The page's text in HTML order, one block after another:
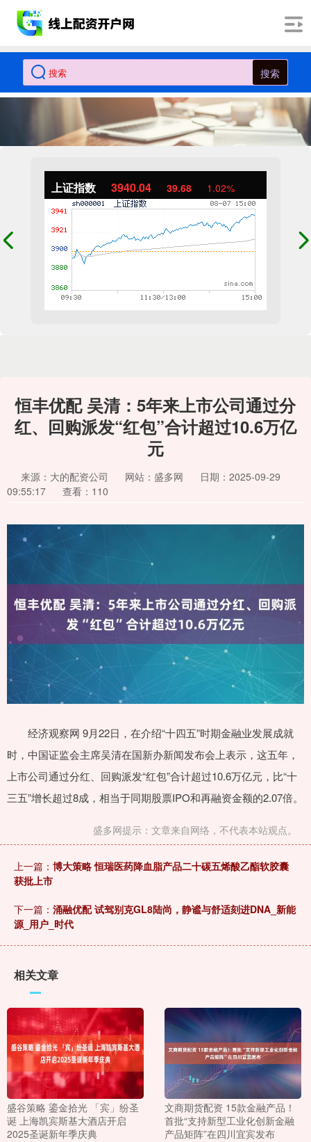
搜索
上证指数 3940.04 39.68 1.02%
恒丰优配 吴清：5年来上市公司通过分
红、回购派发“红包”合计超过10.6万亿
元
来源：大的配资公司 网站：盛多网
日期：2025-09-29
09:55:17
查看：110
经济观察网 9月22日，在介绍“十四五”时期金融业发展成就
时，中国证监会主席吴清在国新办新闻发布会上表示，这五年，
上市公司通过分红、回购派发“红包”合计超过10.6万亿元，比“十
三五”增长超过8成，相当于同期股票IPO和再融资金额的2.07倍。
盛多网提示：文章来自网络，不代表本站观点。
上一篇： 博大策略 恒瑞医药降血脂产品二十碳五烯酸乙酯软胶囊
获批上市
下一篇： 涌融优配 试驾别克GL8陆尚，静谧与舒适刻进DNA_新能
源_用户_时代
相关文章
盛谷策略 鎏金拾光 「宾」纷圣
诞 上海凯宾斯基大酒店开启
2025圣诞新年季庆典
文商期货配资 15款金融产品！
首批“支持新型工业化创新金融
产品矩阵”在四川宜宾发布